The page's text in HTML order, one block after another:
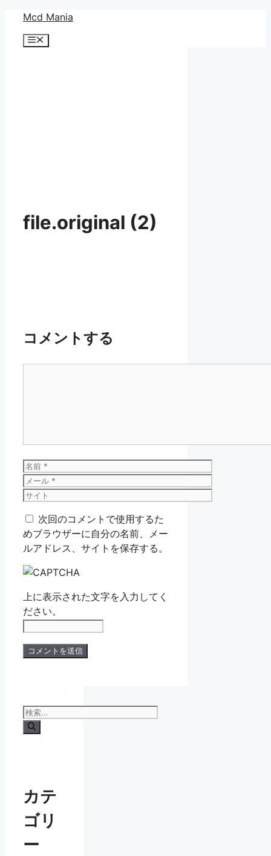
Mcd Mania
メ
file.original (2)
コメントする
名
前
メ
ー
サ
ト 次回のコメントで使用するた
めブラウザーに自分の名前、メー
ルアドレス、サイトを保存する。
上に表示された文字を入力してく
ださい。
検
索:
カテ
ゴリ
ー